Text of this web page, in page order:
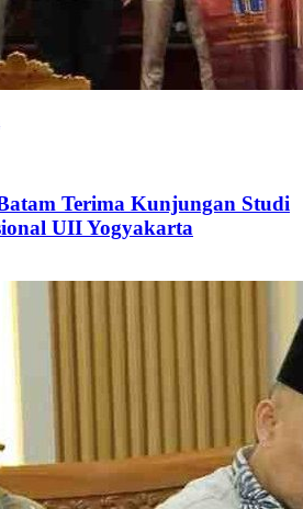
Terima Kunjungan Studi
UII Yogyakarta